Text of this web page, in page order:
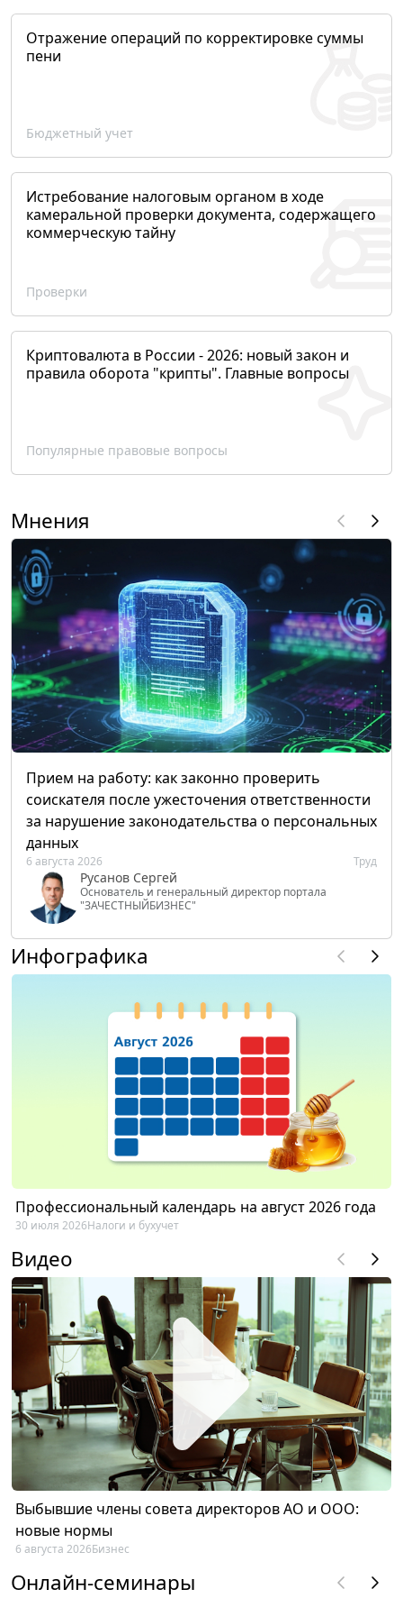
Отражение операций по корректировке суммы
пени
Бюджетный учет
Истребование налоговым органом в ходе
камеральной проверки документа, содержащего
коммерческую тайну
Проверки
Криптовалюта в России - 2026: новый закон и
правила оборота "крипты". Главные вопросы
Популярные правовые вопросы
Мнения
Прием на работу: как законно проверить
соискателя после ужесточения ответственности
за нарушение законодательства о персональных
данных
6 августа 2026 Труд
Русанов Сергей
Основатель и генеральный директор портала
"ЗАЧЕСТНЫЙБИЗНЕС"
Инфографика
Профессиональный календарь на август 2026 года
30 июля 2026Налоги и бухучет
Видео
Выбывшие члены совета директоров АО и ООО:
новые нормы
6 августа 2026Бизнес
Онлайн-семинары